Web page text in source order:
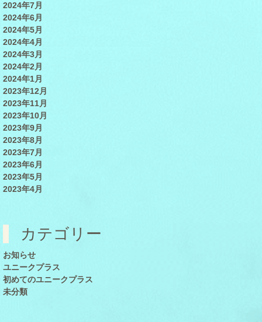
2024年7月
2024年6月
2024年5月
2024年4月
2024年3月
2024年2月
2024年1月
2023年12月
2023年11月
2023年10月
2023年9月
2023年8月
2023年7月
2023年6月
2023年5月
2023年4月
カテゴリー
お知らせ
ユニークプラス
初めてのユニークプラス
未分類